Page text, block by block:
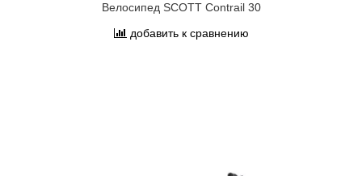
Велосипед SCOTT Contrail 30
добавить к сравнению